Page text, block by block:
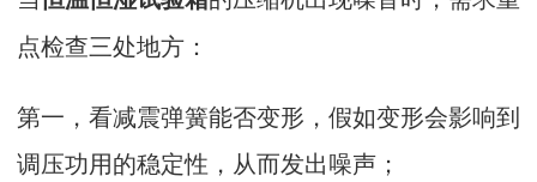
点检查三处地方：
第一，看减震弹簧能否变形，假如变形会影响到
调压功用的稳定性，从而发出噪声；